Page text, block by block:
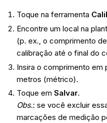
Toque na ferramenta
Encontre um local na
(p. ex., o comprimento
calibração até o final do
Insira o comprimento em
metros (métrico).
Toque em Salvar.
Obs.: se você excluir
marcações de medição